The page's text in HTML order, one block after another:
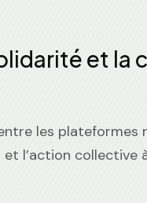
et la
les plateformes
l’action collective